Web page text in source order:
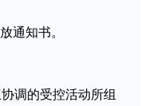
通知书。
调的受控活动所组